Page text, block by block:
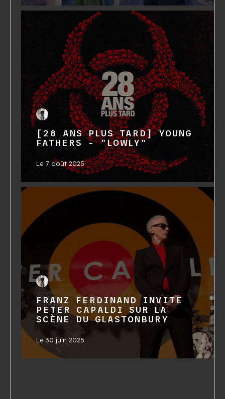
[28 ANS PLUS TARD] YOUNG
FATHERS - "LOWLY"
Le7 août 2025
FRANZ FERDINAND INVITE
PETER CAPALDI SUR LA
SCÈNE DU GLASTONBURY
Le30 juin 2025